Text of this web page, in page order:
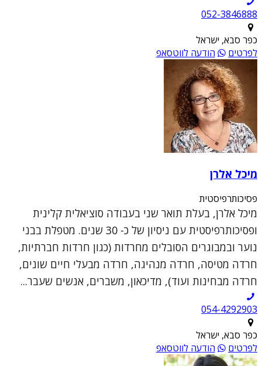
052-3846888
כפר סבא, ישראל
לפרטים
הודעה לווטסאפ
מיכל אלרן
פסיכותרפיסטית
מיכל אלרן, בעלת תואר שני בעבודה סוציאלית קלינית
ופסיכותרפיסטית עם ניסיון של כ- 30 שנים. מטפלת בבני
נוער ובמבוגרים הסובלים מחרדות (כגון חרדות חברתיות,
חרדה מטיסה, חרדה מנהיגה, חרדה מבעלי חיים שונים,
חרדה מבחינות ועוד), מדיכאון, משברים, אנשים שעבר...
054-4292903
כפר סבא, ישראל
לפרטים
הודעה לווטסאפ